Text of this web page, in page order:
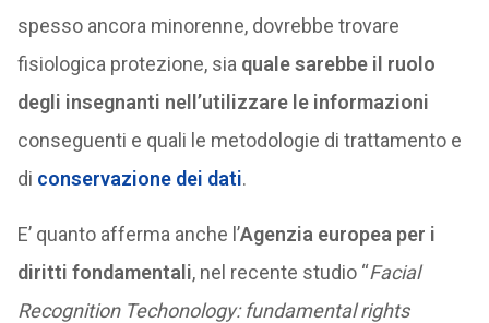
spesso ancora minorenne, dovrebbe trovare
fisiologica protezione, sia quale sarebbe il ruolo
degli insegnanti nell’utilizzare le informazioni
conseguenti e quali le metodologie di trattamento e
di conservazione dei dati.
E’ quanto afferma anche l’Agenzia europea per i
diritti fondamentali, nel recente studio “Facial
Recognition Techonology: fundamental rights